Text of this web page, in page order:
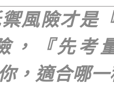
禦風險才是
，『先考
，適合哪一